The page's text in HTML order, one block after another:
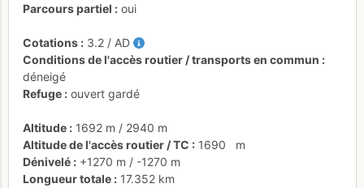
Parcours partiel
oui
Cotations 3.2 / AD
Conditions de l'accès routier / transports en commun
déneigé
Refuge
ouvert gardé
Altitude 1692 m / 2940 m
Altitude de l'accès routier / TC
1690
m
Dénivelé
+1270 m / -1270 m
Longueur totale
17.352 km